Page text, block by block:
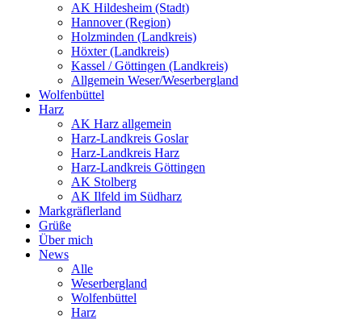
AK Hildesheim (Stadt)
Hannover (Region)
Holzminden (Landkreis)
Höxter (Landkreis)
Kassel / Göttingen (Landkreis)
Allgemein Weser/Weserbergland
Wolfenbüttel
Harz
AK Harz allgemein
Harz-Landkreis Goslar
Harz-Landkreis Harz
Harz-Landkreis Göttingen
AK Stolberg
AK Ilfeld im Südharz
Markgräflerland
Grüße
Über mich
News
Alle
Weserbergland
Wolfenbüttel
Harz